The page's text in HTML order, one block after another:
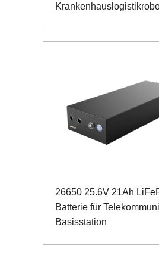
26650 25.6V 21Ah
Batterie für
Basisstation